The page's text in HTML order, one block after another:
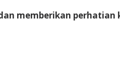
memberikan